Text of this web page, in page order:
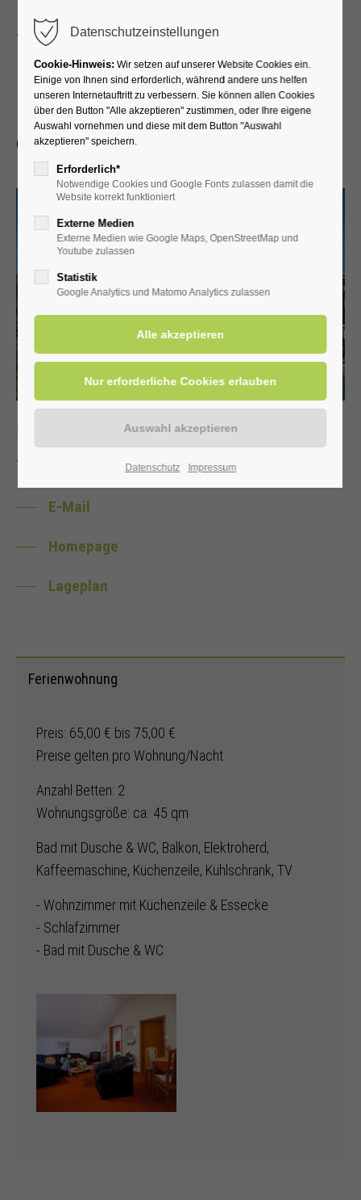
Kurpension Pilk
Gieselerweg 3 • 59597 Bad Westernkotten
Tel:
E-Mail
Homepage
Lageplan
Ferienwohnung
Preis: 65,00 € bis 75,00 €
Preise gelten pro Wohnung/Nacht
Anzahl Betten: 2
Wohnungsgröße: ca. 45 qm
Bad mit Dusche & WC, Balkon, Elektroherd,
Kaffeemaschine, Küchenzeile, Kühlschrank, TV
- Wohnzimmer mit Küchenzeile & Essecke
- Schlafzimmer
- Bad mit Dusche & WC
Datenschutzeinstellungen
Cookie-Hinweis: Wir setzen auf unserer Website Cookies ein.
Einige von Ihnen sind erforderlich, während andere uns helfen
unseren Internetauftritt zu verbessern. Sie können allen Cookies
über den Button "Alle akzeptieren" zustimmen, oder Ihre eigene
Auswahl vornehmen und diese mit dem Button "Auswahl
akzeptieren" speichern.
Erforderlich*
Notwendige Cookies und Google Fonts zulassen damit die
Website korrekt funktioniert
Externe Medien
Externe Medien wie Google Maps, OpenStreetMap und
Youtube zulassen
Statistik
Google Analytics und Matomo Analytics zulassen
Datenschutz Impressum